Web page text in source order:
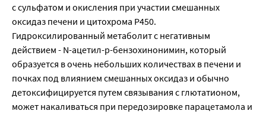
с сульфатом и окисления при участии смешанных
оксидаз печени и цитохрома P450.
Гидроксилированный метаболит с негативным
действием - N-ацетил-p-бензохинонимин, который
образуется в очень небольших количествах в печени и
почках под влиянием смешанных оксидаз и обычно
детоксифицируется путем связывания с глютатионом,
может накаливаться при передозировке парацетамола и